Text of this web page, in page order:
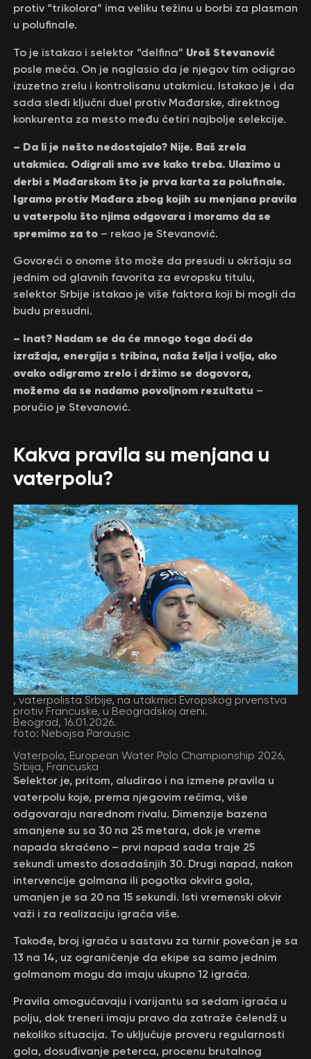
protiv “trikolora” ima veliku težinu u borbi za plasman
u polufinale.
To je istakao i selektor “delfina” Uroš Stevanović
posle meča. On je naglasio da je njegov tim odigrao
izuzetno zrelu i kontrolisanu utakmicu. Istakao je i da
sada sledi ključni duel protiv Mađarske, direktnog
konkurenta za mesto među četiri najbolje selekcije.
– Da li je nešto nedostajalo? Nije. Baš zrela
utakmica. Odigrali smo sve kako treba. Ulazimo u
derbi s Mađarskom što je prva karta za polufinale.
Igramo protiv Mađara zbog kojih su menjana pravila
u vaterpolu što njima odgovara i moramo da se
spremimo za to– rekao je Stevanović.
Govoreći o onome što može da presudi u okršaju sa
jednim od glavnih favorita za evropsku titulu,
selektor Srbije istakao je više faktora koji bi mogli da
budu presudni.
– Inat? Nadam se da će mnogo toga doći do
izražaja, energija s tribina, naša želja i volja, ako
ovako odigramo zrelo i držimo se dogovora,
možemo da se nadamo povoljnom rezultatu –
poručio je Stevanović.
Kakva pravila su menjana u
vaterpolu?
, vaterpolista Srbije, na utakmici Evropskog prvenstva
protiv Francuske, u Beogradskoj areni.
Beograd, 16.01.2026.
foto: Nebojsa Parausic
Vaterpolo, European Water Polo Championship 2026,
Srbija, Francuska
Selektor je, pritom, aludirao i na izmene pravila u
vaterpolu koje, prema njegovim rečima, više
odgovaraju narednom rivalu. Dimenzije bazena
smanjene su sa 30 na 25 metara, dok je vreme
napada skraćeno – prvi napad sada traje 25
sekundi umesto dosadašnjih 30. Drugi napad, nakon
intervencije golmana ili pogotka okvira gola,
umanjen je sa 20 na 15 sekundi. Isti vremenski okvir
važi i za realizaciju igrača više.
Takođe, broj igrača u sastavu za turnir povećan je sa
13 na 14, uz ograničenje da ekipe sa samo jednim
golmanom mogu da imaju ukupno 12 igrača.
Pravila omogućavaju i varijantu sa sedam igrača u
polju, dok treneri imaju pravo da zatraže čelendž u
nekoliko situacija. To uključuje proveru regularnosti
gola, dosuđivanje peterca, procenu brutalnog